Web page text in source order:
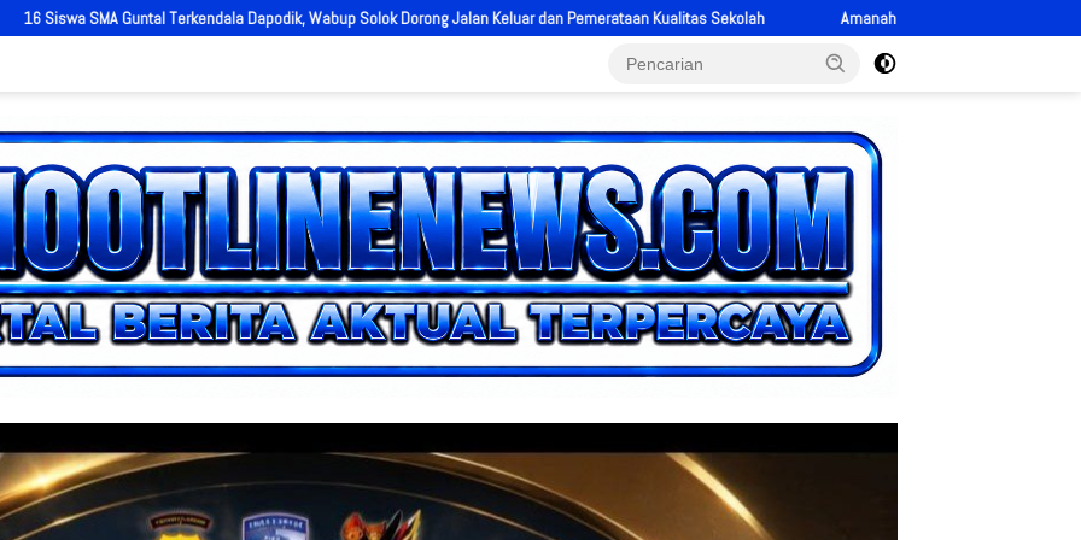
Solok Dorong Jalan Keluar dan Pemerataan Kualitas Sekolah Amanah Baru IPTU Antoni Hasibuan sebagai Kapolsek Bonjol, Siap Perkuat